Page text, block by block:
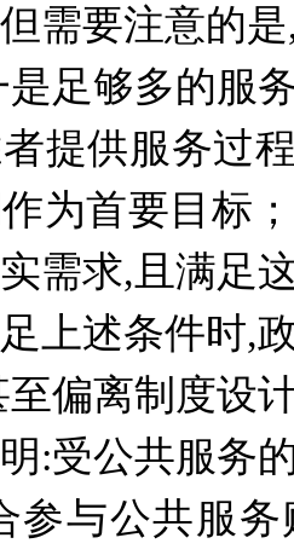
需要注意的
足够多的服
提供服务过
为首要目标
需求,且满足
上述条件时,
偏离制度设
:受公共服务
参与公共服